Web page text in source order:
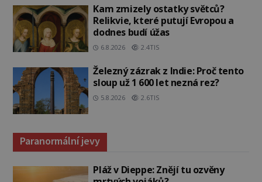
Kam zmizely ostatky světců?
Relikvie, které putují Evropou a
dodnes budí úžas
6.8.2026 2.4TIS
Železný zázrak z Indie: Proč tento
sloup už 1 600 let nezná rez?
5.8.2026 2.6TIS
Paranormální jevy
Pláž v Dieppe: Znějí tu ozvěny